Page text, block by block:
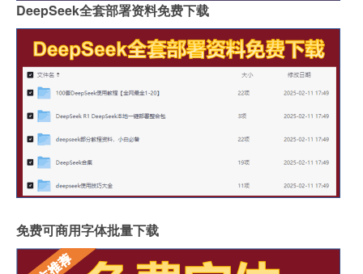
DeepSeek全套部署资料免费下载
免费可商用字体批量下载